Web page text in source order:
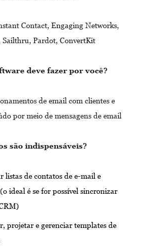
Contact, Engaging Networks,
Sailthru, Pardot, ConvertKit
deve fazer por você?
de email com clientes e
por meio de mensagens de email
são indispensáveis?
listas de contatos de e-mail e
ideal é se for possível sincronizar
projetar e gerenciar templates de